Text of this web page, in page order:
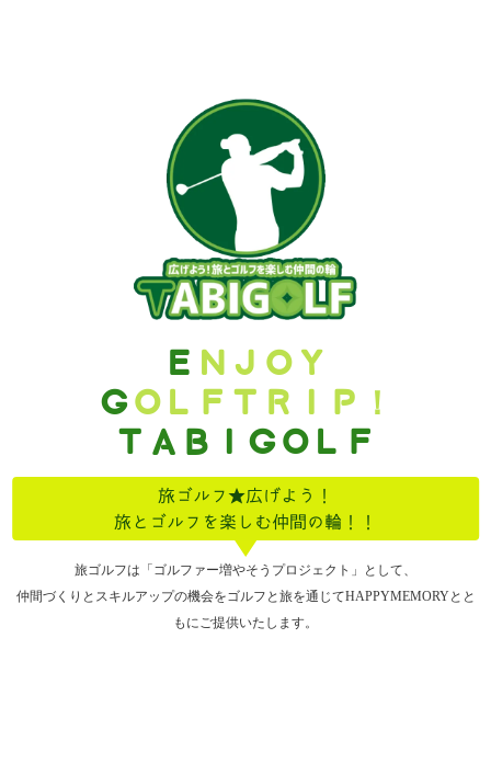
E NJOY
GOLFTRIP！
TABIGOLF
旅ゴルフ★広げよう！
旅とゴルフを楽しむ仲間の輪！！
旅ゴルフは「ゴルファー増やそうプロジェクト」として、
仲間づくりとスキルアップの機会をゴルフと旅を通じてHAPPYMEMORYとと
もにご提供いたします。